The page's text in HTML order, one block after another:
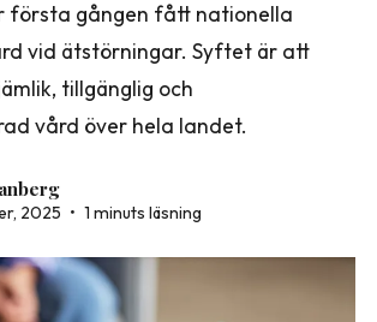
första gången fått nationella
vid ätstörningar. Syftet är att
tillgänglig och
vård över hela landet.
2025 • 1 minuts läsning